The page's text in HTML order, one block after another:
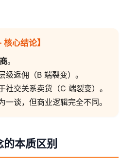
核心结论】
。
级返佣（B 端裂变）。
社交关系卖货（C 端裂变）。
一谈，但商业逻辑完全不同。
本质区别